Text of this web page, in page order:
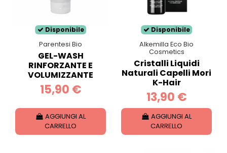
Disponibile
Parentesi Bio
GEL-WASH
RINFORZANTE E
VOLUMIZZANTE
15,90 €
AGGIUNGI AL
CARRELLO
Disponibile
Alkemilla Eco Bio
Cosmetics
Cristalli Liquidi
Naturali Capelli Mori
K-Hair
13,90 €
AGGIUNGI AL
CARRELLO